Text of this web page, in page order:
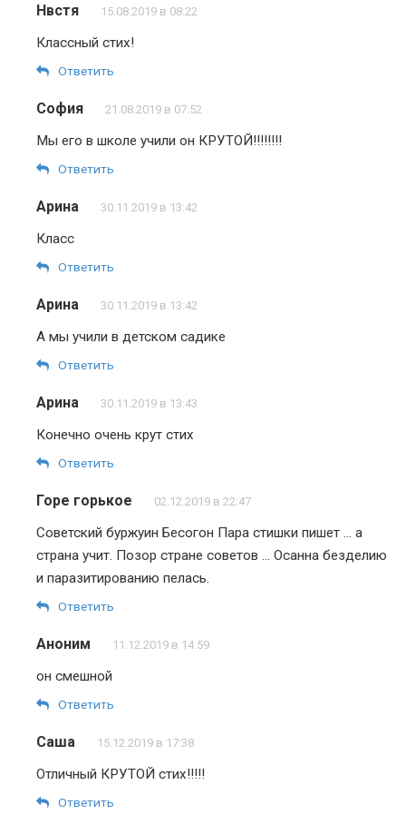
Нвстя 15.08.2019 в 08:22
Классный стих!
Ответить
София 21.08.2019 в 07:52
Мы его в школе учили он КРУТОЙ!!!!!!!!
Ответить
Арина 30.11.2019 в 13:42
Класс
Ответить
Арина 30.11.2019 в 13:42
А мы учили в детском садике
Ответить
Арина 30.11.2019 в 13:43
Конечно очень крут стих
Ответить
Горе горькое 02.12.2019 в 22:47
Советский буржуин Бесогон Пара стишки пишет … а
страна учит. Позор стране советов … Осанна безделию
и паразитированию пелась.
Ответить
Аноним 11.12.2019 в 14:59
он смешной
Ответить
Саша 15.12.2019 в 17:38
Отличный КРУТОЙ стих!!!!!
Ответить